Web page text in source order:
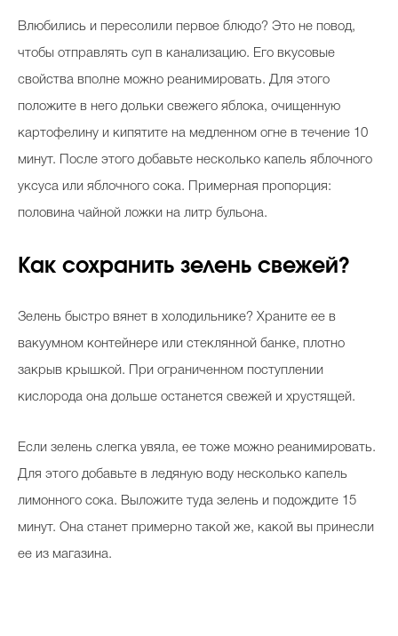
Влюбились и пересолили первое блюдо? Это не повод,
чтобы отправлять суп в канализацию. Его вкусовые
свойства вполне можно реанимировать. Для этого
положите в него дольки свежего яблока, очищенную
картофелину и кипятите на медленном огне в течение 10
минут. После этого добавьте несколько капель яблочного
уксуса или яблочного сока. Примерная пропорция:
половина чайной ложки на литр бульона.
Как сохранить зелень свежей?
Зелень быстро вянет в холодильнике? Храните ее в
вакуумном контейнере или стеклянной банке, плотно
закрыв крышкой. При ограниченном поступлении
кислорода она дольше останется свежей и хрустящей.
Если зелень слегка увяла, ее тоже можно реанимировать.
Для этого добавьте в ледяную воду несколько капель
лимонного сока. Выложите туда зелень и подождите 15
минут. Она станет примерно такой же, какой вы принесли
ее из магазина.